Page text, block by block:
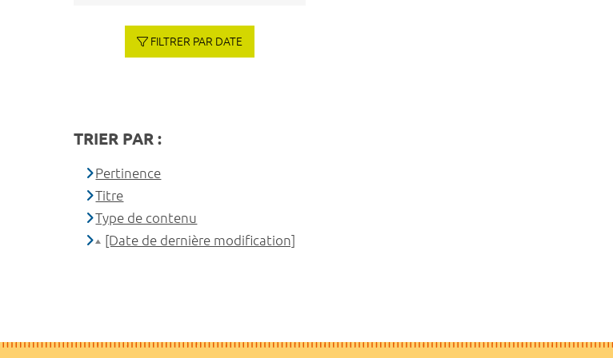
FILTRER PAR DATE
TRIER PAR :
Pertinence
Titre
Type de contenu
[Date de dernière modification]